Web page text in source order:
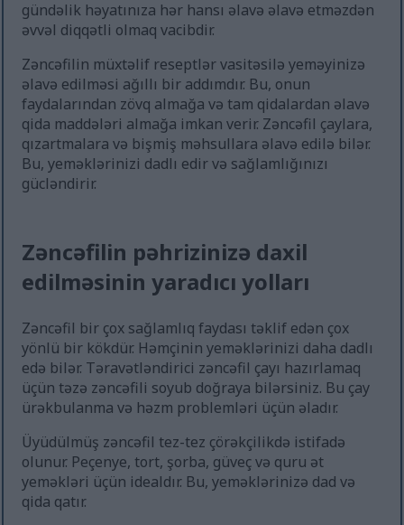
gündəlik həyatınıza hər hansı əlavə əlavə etməzdən
əvvəl diqqətli olmaq vacibdir.
Zəncəfilin müxtəlif reseptlər vasitəsilə yeməyinizə
əlavə edilməsi ağıllı bir addımdır. Bu, onun
faydalarından zövq almağa və tam qidalardan əlavə
qida maddələri almağa imkan verir. Zəncəfil çaylara,
qızartmalara və bişmiş məhsullara əlavə edilə bilər.
Bu, yeməklərinizi dadlı edir və sağlamlığınızı
gücləndirir.
Zəncəfilin pəhrizinizə daxil
edilməsinin yaradıcı yolları
Zəncəfil bir çox sağlamlıq faydası təklif edən çox
yönlü bir kökdür. Həmçinin yeməklərinizi daha dadlı
edə bilər. Təravətləndirici zəncəfil çayı hazırlamaq
üçün təzə zəncəfili soyub doğraya bilərsiniz. Bu çay
ürəkbulanma və həzm problemləri üçün əladır.
Üyüdülmüş zəncəfil tez-tez çörəkçilikdə istifadə
olunur. Peçenye, tort, şorba, güveç və quru ət
yeməkləri üçün idealdır. Bu, yeməklərinizə dad və
qida qatır.